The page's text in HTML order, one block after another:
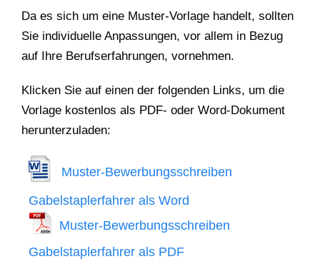
Da es sich um eine Muster-Vorlage handelt, sollten
Sie individuelle Anpassungen, vor allem in Bezug
auf Ihre Berufserfahrungen, vornehmen.
Klicken Sie auf einen der folgenden Links, um die
Vorlage kostenlos als PDF- oder Word-Dokument
herunterzuladen:
Muster-Bewerbungsschreiben
Gabelstaplerfahrer als Word
Muster-Bewerbungsschreiben
Gabelstaplerfahrer als PDF